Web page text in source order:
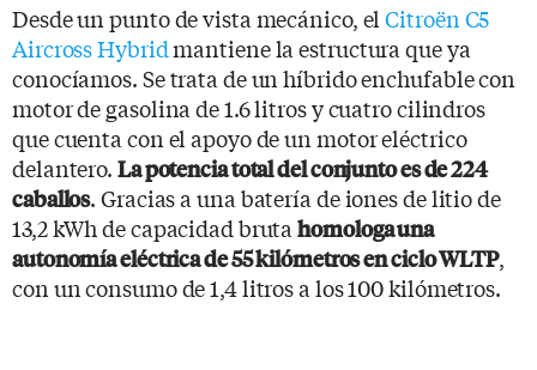
Desde un punto de vista mecánico, elCitroën C5
Aircross Hybridmantiene la estructura que ya
conocíamos. Se trata de un híbrido enchufable con
motor de gasolina de 1.6 litros y cuatro cilindros
que cuenta con el apoyo de un motor eléctrico
delantero. La potencia total del conjunto es de 224
caballos. Gracias a una batería de iones de litio de
13,2 kWh de capacidad brutahomologa una
autonomía eléctrica de 55 kilómetros en ciclo WLTP,
con un consumo de 1,4 litros a los 100 kilómetros.